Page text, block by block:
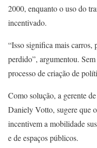
2000, enquanto o uso do
incentivado.
“Isso significa mais carros,
perdido”, argumentou.
processo de criação de
Como solução, a gerente
Daniely Votto, sugere que
incentivem a mobilidade
e de espaços públicos.